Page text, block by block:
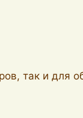
так и для